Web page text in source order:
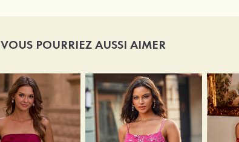
VOUS POURRIEZ AUSSI AIMER